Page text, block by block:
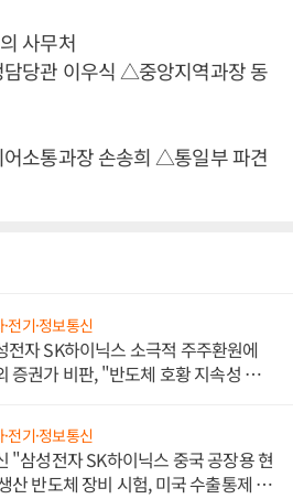
사무처
당관 이우식 △중앙지역과장 동
소통과장 손송희 △통일부 파견
전기·정보통신
전자 SK하이닉스 소극적 주주환원에
증권가 비판, "반도체 호황 지속성 의
전기·정보통신
"삼성전자 SK하이닉스 중국 공장용 현
산 반도체 장비 시험, 미국 수출통제 대